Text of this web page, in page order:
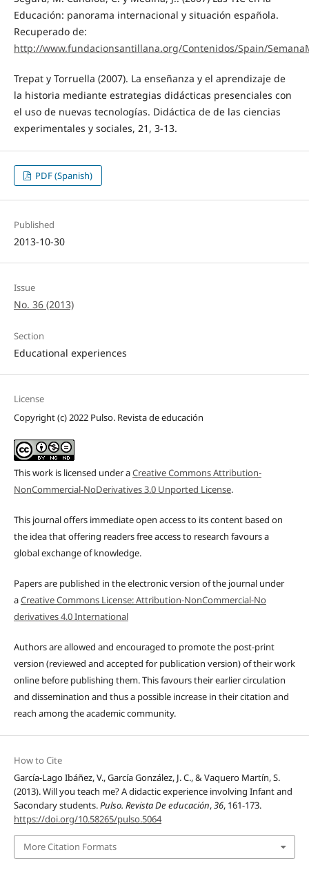
Educación: panorama internacional y situación española.
Recuperado de:
http://www.fundacionsantillana.org/Contenidos/Spain/
Trepat y Torruella (2007). La enseñanza y el aprendizaje de
la historia mediante estrategias didácticas presenciales con
el uso de nuevas tecnologías. Didáctica de de las ciencias
experimentales y sociales, 21, 3-13.
PDF (Spanish)
Published
2013-10-30
Issue
No. 36 (2013)
Section
Educational experiences
License
Copyright (c) 2022 Pulso. Revista de educación
This work is licensed under aCreative Commons Attribution-
NonCommercial-NoDerivatives 3.0 Unported License.
This journal offers immediate open access to its content based on
the idea that offering readers free access to research favours a
global exchange of knowledge.
Papers are published in the electronic version of the journal under
aCreative Commons License: Attribution-NonCommercial-No
derivatives 4.0 International
Authors are allowed and encouraged to promote the post-print
version (reviewed and accepted for publication version) of their work
online before publishing them. This favours their earlier circulation
and dissemination and thus a possible increase in their citation and
reach among the academic community.
How to Cite
García-Lago Ibáñez, V., García González, J. C., & Vaquero Martín, S.
(2013). Will you teach me? A didactic experience involving Infant and
Sacondary students.Pulso. Revista De educación,36, 161-173.
https://doi.org/10.58265/pulso.5064
More Citation Formats